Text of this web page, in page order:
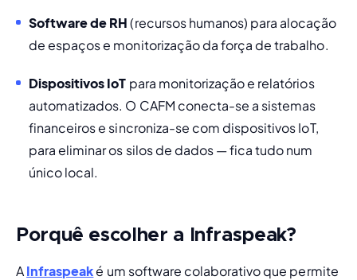
Software de RH (recursos humanos) para alocação
de espaços e monitorização da força de trabalho.
Dispositivos IoT para monitorização e relatórios
automatizados. O CAFM conecta-se a sistemas
financeiros e sincroniza-se com dispositivos IoT,
para eliminar os silos de dados — fica tudo num
único local.
Porquê escolher a Infraspeak?
AInfraspeaké um software colaborativo que permite